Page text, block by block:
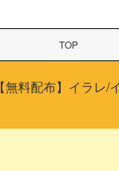
TOP
【無料配布】イラレ